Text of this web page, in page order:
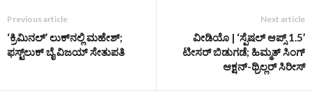
Previous article
‘ಕ್ರಿಮಿನಲ್’ ಲುಕ್‌ನಲ್ಲಿ ಮಹೇಶ್;
ಫಸ್ಟ್‌ಲುಕ್‌ ಬೈ ವಿಜಯ್ ಸೇತುಪತಿ
Next article
ವೀಡಿಯೊ | ‘ಸ್ಪೆಷಲ್ ಆಪ್ಸ್ 1.5’
ಟೀಸರ್ ಬಿಡುಗಡೆ; ಹಿಮ್ಮತ್ ಸಿಂಗ್
ಆಕ್ಷನ್-ಥ್ರಿಲ್ಲರ್ ಸಿರೀಸ್